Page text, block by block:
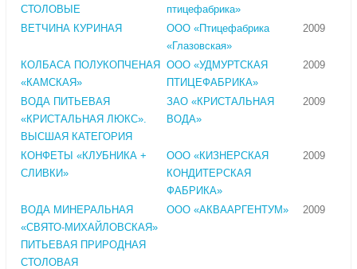
СТОЛОВЫЕ
птицефабрика»
ВЕТЧИНА КУРИНАЯ
ООО «Птицефабрика
«Глазовская»
2009
КОЛБАСА ПОЛУКОПЧЕНАЯ
«КАМСКАЯ»
ООО «УДМУРТСКАЯ
ПТИЦЕФАБРИКА»
2009
ВОДА ПИТЬЕВАЯ
«КРИСТАЛЬНАЯ ЛЮКС».
ВЫСШАЯ КАТЕГОРИЯ
ЗАО «КРИСТАЛЬНАЯ
ВОДА»
2009
КОНФЕТЫ «КЛУБНИКА +
СЛИВКИ»
ООО «КИЗНЕРСКАЯ
КОНДИТЕРСКАЯ
ФАБРИКА»
2009
ВОДА МИНЕРАЛЬНАЯ
«СВЯТО-МИХАЙЛОВСКАЯ»
ПИТЬЕВАЯ ПРИРОДНАЯ
СТОЛОВАЯ
ООО «АКВААРГЕНТУМ» 2009